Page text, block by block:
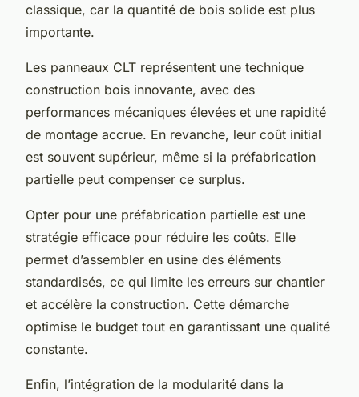
classique, car la quantité de bois solide est plus
importante.
Les panneaux CLT représentent une technique
construction bois innovante, avec des
performances mécaniques élevées et une rapidité
de montage accrue. En revanche, leur coût initial
est souvent supérieur, même si la préfabrication
partielle peut compenser ce surplus.
Opter pour une préfabrication partielle est une
stratégie efficace pour réduire les coûts. Elle
permet d’assembler en usine des éléments
standardisés, ce qui limite les erreurs sur chantier
et accélère la construction. Cette démarche
optimise le budget tout en garantissant une qualité
constante.
Enfin, l’intégration de la modularité dans la